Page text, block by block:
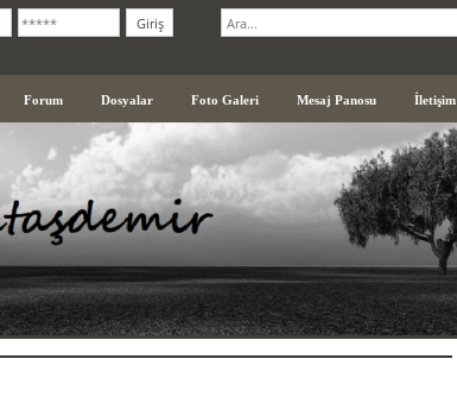
Forum Dosyalar Foto Galeri Mesaj Panosu İletişim